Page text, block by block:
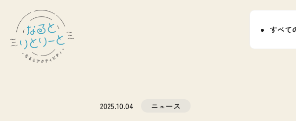
すべて
2025.10.04 ニュース